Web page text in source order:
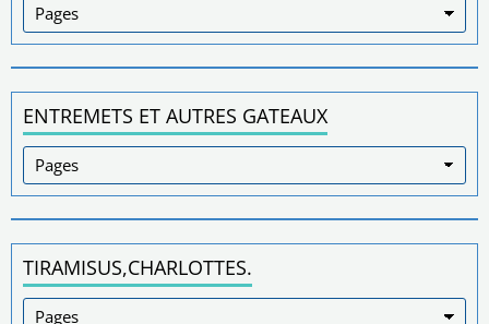
ENTREMETS ET AUTRES GATEAUX
TIRAMISUS,CHARLOTTES.